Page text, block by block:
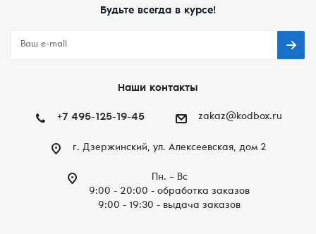
Будьте всегда в курсе!
Наши контакты
+7 495-125-19-45 zakaz@kodbox.ru
г. Дзержинский, ул. Алексеевская, дом 2
Пн. – Вc
9:00 - 20:00 - обработка заказов
9:00 - 19:30 - выдача заказов